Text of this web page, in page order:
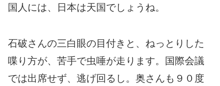
国人には、日本は天国でしょうね。
石破さんの三白眼の目付きと、ねっとりした
喋り方が、苦手で虫唾が走ります。国際会議
では出席せず、逃げ回るし。奥さんも９０度